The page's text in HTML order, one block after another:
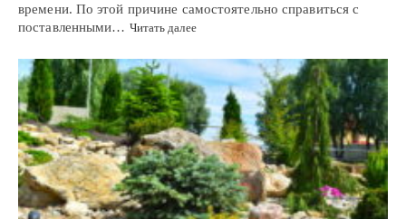
времени. По этой причине самостоятельно справиться с
поставленными… Читать далее